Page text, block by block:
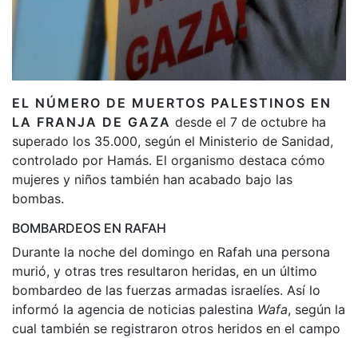
EL NÚMERO DE MUERTOS PALESTINOS EN
LA FRANJA DE GAZA desde el 7 de octubre ha
superado los 35.000, según el Ministerio de Sanidad,
controlado por Hamás. El organismo destaca cómo
mujeres y niños también han acabado bajo las
bombas.
BOMBARDEOS EN RAFAH
Durante la noche del domingo en Rafah una persona
murió, y otras tres resultaron heridas, en un último
bombardeo de las fuerzas armadas israelíes. Así lo
informó la agencia de noticias palestina Wafa, según la
cual también se registraron otros heridos en el campo